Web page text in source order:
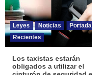
Leyes Noticias
Portada
Recientes
Los taxistas estarán
obligados a utilizar el